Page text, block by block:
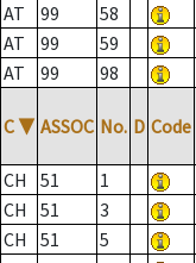
AT
99 58
AT
99 59
AT
99 98
C ▼ ASSOC No. D Code
CH 51 1
CH
51 3
CH
51 5